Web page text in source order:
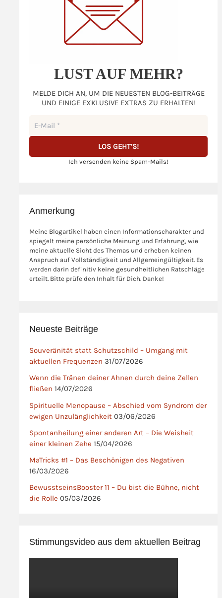
LUST AUF MEHR?
MELDE DICH AN, UM DIE NEUESTEN BLOG-BEITRÄGE
UND EINIGE EXKLUSIVE EXTRAS ZU ERHALTEN!
Ich versenden keine Spam-Mails!
Anmerkung
Meine Blogartikel haben einen Informationscharakter und
spiegelt meine persönliche Meinung und Erfahrung, wie
meine aktuelle Sicht des Themas und erheben keinen
Anspruch auf Vollständigkeit und Allgemeingültigkeit. Es
werden darin definitiv keine gesundheitlichen Ratschläge
erteilt. Bitte prüfe den Inhalt für Dich. Danke!
Neueste Beiträge
Souveränität statt Schutzschild – Umgang mit
aktuellen Frequenzen 31/07/2026
Wenn die Tränen deiner Ahnen durch deine Zellen
fließen 14/07/2026
Spirituelle Menopause – Abschied vom Syndrom der
ewigen Unzulänglichkeit 03/06/2026
Spontanheilung einer anderen Art – Die Weisheit
einer kleinen Zehe 15/04/2026
MaTricks #1 – Das Beschönigen des Negativen
16/03/2026
BewusstseinsBooster 11 – Du bist die Bühne, nicht
die Rolle 05/03/2026
Stimmungsvideo aus dem aktuellen Beitrag